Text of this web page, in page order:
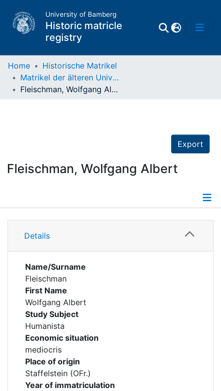
University of Bamberg
Historic matricle
registry
Matrikel
Home
Historische Matrikel
Matrikel der älteren Universität
Fleischman, Wolfgang Albert
Export
Fleischman, Wolfgang Albert
Details
Details
Name/Surname
Fleischman
First Name
Wolfgang Albert
Study Subject
Humanista
Economic situation
mediocris
Place of origin
Staffelstein (OFr.)
Year of immatriculation